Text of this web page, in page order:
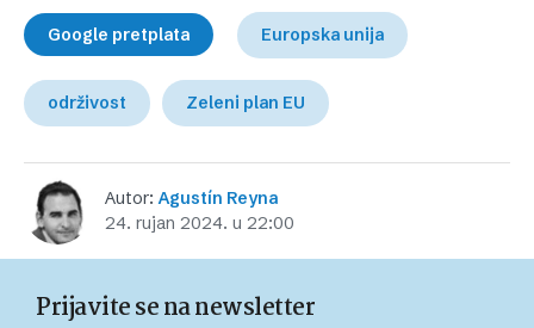
Google pretplata Europska unija
održivost Zeleni plan EU
Autor:Agustín Reyna
24. rujan 2024. u 22:00
Prijavite se na newsletter